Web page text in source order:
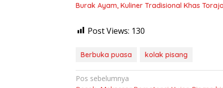
Burak Ayam, Kuliner Tradisional Khas
Post Views: 130
Berbuka puasa kolak pisang
Navigasi
Pos sebelumnya